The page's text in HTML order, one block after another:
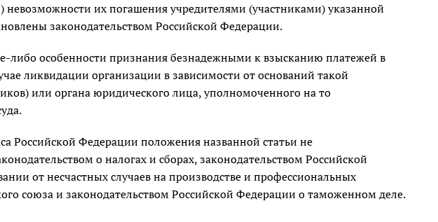
их погашения учредителями (участниками) указанной
законодательством Российской Федерации.
либо особенности признания безнадежными к взысканию платежей в
ликвидации организации в зависимости от оснований такой
или органа юридического лица, уполномоченного на то
Российской Федерации положения названной статьи не
о налогах и сборах, законодательством Российской
от несчастных случаев на производстве и профессиональных
союза и законодательством Российской Федерации о таможенном деле.